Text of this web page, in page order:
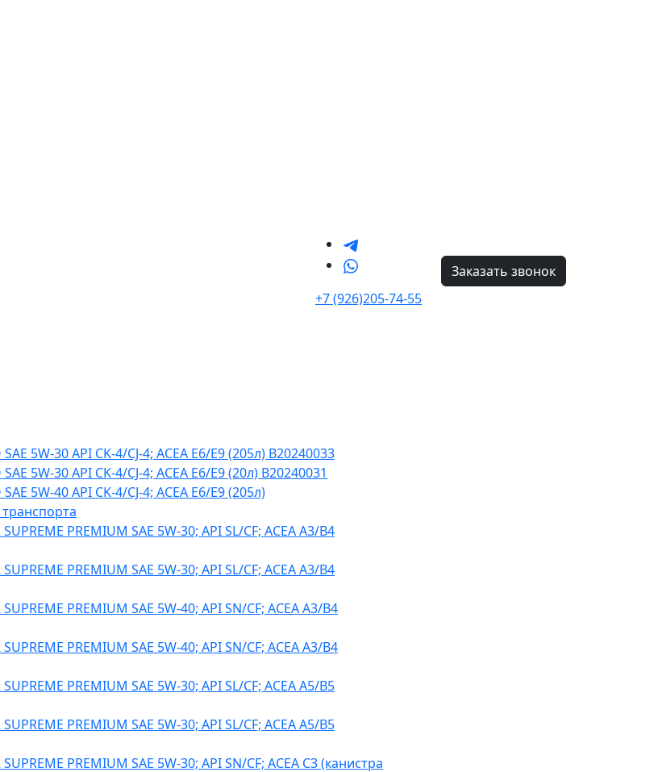
+7 (926)205-74-55
Заказать звонок
5W-30 API CK-4/CJ-4; ACEA E6/E9 (205л) B20240033
5W-30 API CK-4/CJ-4; ACEA E6/E9 (20л) B20240031
5W-40 API CK-4/CJ-4; ACEA E6/E9 (205л)
транспорта
PREMIUM SAE 5W-30; API SL/CF; ACEA A3/B4
PREMIUM SAE 5W-30; API SL/CF; ACEA A3/B4
PREMIUM SAE 5W-40; API SN/CF; ACEA A3/B4
PREMIUM SAE 5W-40; API SN/CF; ACEA A3/B4
PREMIUM SAE 5W-30; API SL/CF; ACEA A5/B5
PREMIUM SAE 5W-30; API SL/CF; ACEA A5/B5
PREMIUM SAE 5W-30; API SN/CF; ACEA C3 (канистра